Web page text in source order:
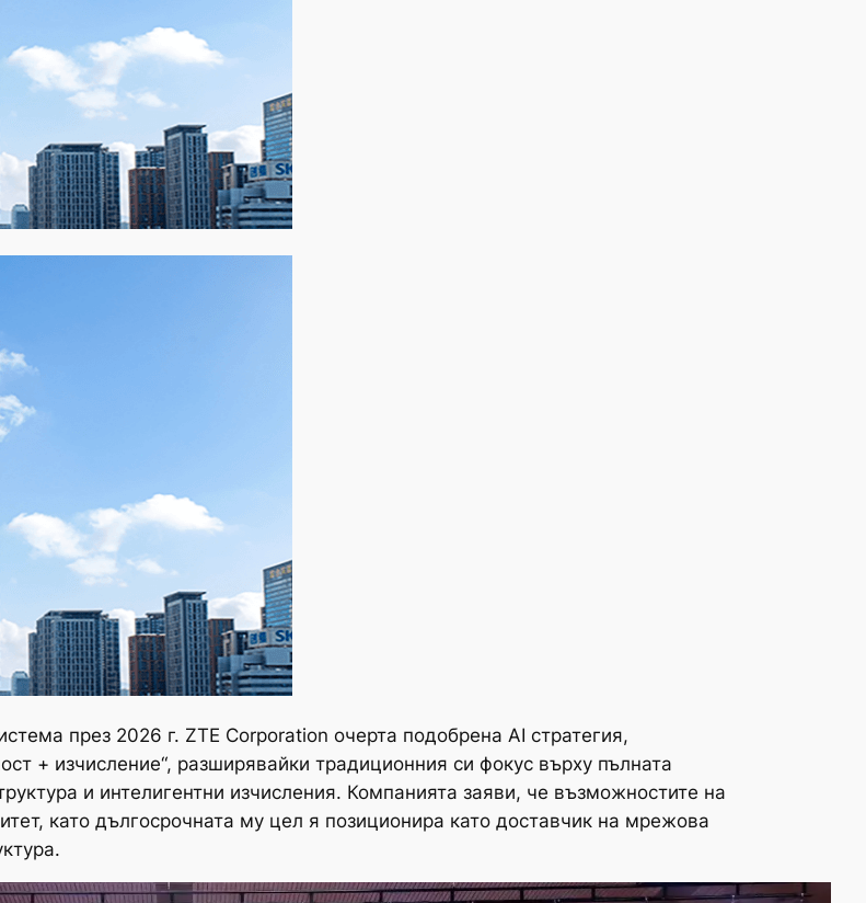
през 2026 г. ZTE Corporation очерта подобрена AI стратегия,
+ изчисление“, разширявайки традиционния си фокус върху пълната
и интелигентни изчисления. Компанията заяви, че възможностите на
като дългосрочната му цел я позиционира като доставчик на мрежова